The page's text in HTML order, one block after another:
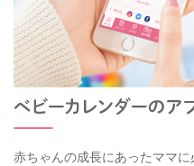
赤ちゃんの成長にあったママに